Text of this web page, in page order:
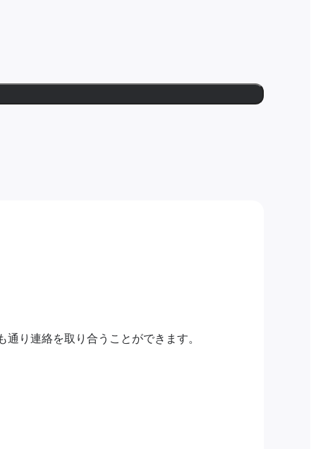
り連絡を取り合うことができます。